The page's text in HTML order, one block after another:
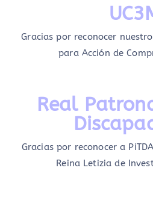
Gracias por reconocer
para Acción de
Real
Gracias por reconocer a
Reina Letizia de